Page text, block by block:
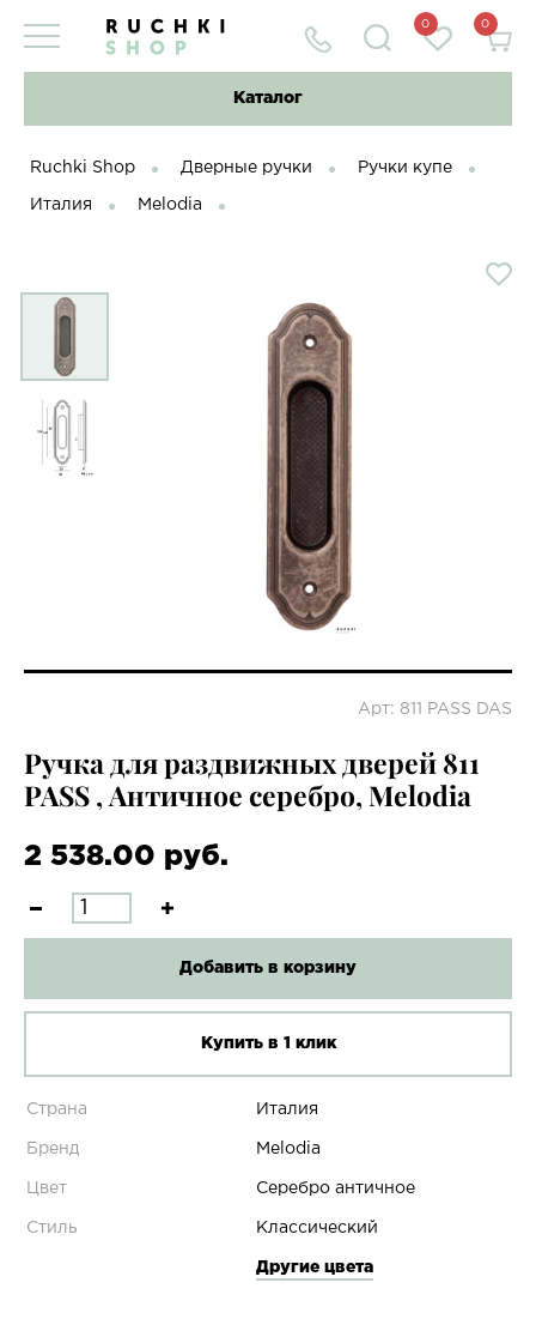
0 0
Каталог
Ruchki Shop Дверные ручки Ручки купе
Италия Melodia
Арт: 811 PASS DAS
Ручка для раздвижных дверей 811
PASS , Античное серебро, Melodia
2 538.00 руб.
Добавить в корзину
Купить в 1 клик
Страна Италия
Бренд Melodia
Цвет Серебро античное
Стиль Классический
Другие цвета